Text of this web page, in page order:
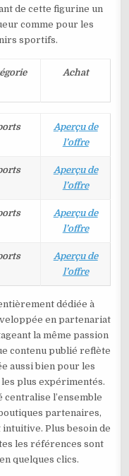
de cette figurine un
comme pour les
sportifs.
Achat
Aperçu de
l’offre
Aperçu de
l’offre
Aperçu de
l’offre
Aperçu de
l’offre
dédiée à
en partenariat
la même passion
contenu publié reflète
aussi bien pour les
plus expérimentés.
l’ensemble
partenaires,
Plus besoin de
les références sont
quelques clics.